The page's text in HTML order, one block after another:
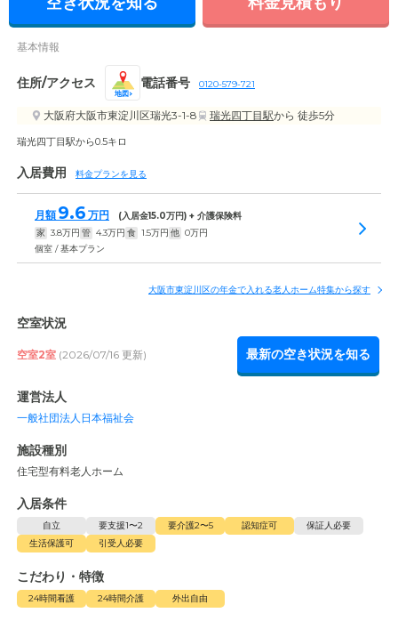
基本情報
住所/アクセス
地図
電話番号 0120-579-721
大阪府大阪市東淀川区瑞光3-1-8 瑞光四丁目駅から 徒歩5分
瑞光四丁目駅から0.5キロ
入居費用 料金プランを見る
月額 9.6 万円 (入居金15.0万円) + 介護保険料
家 3.8万円 管 4.3万円 食 1.5万円 他 0万円
個室 / 基本プラン
大阪市東淀川区の年金で入れる老人ホーム特集から探す
空室状況
空室2室 (2026/07/16 更新) 最新の空き状況を知る
運営法人
一般社団法人日本福祉会
施設種別
住宅型有料老人ホーム
入居条件
自立 要支援1〜2 要介護2〜5 認知症可
保証人必要
生活保護可
引受人必要
こだわり・特徴
24時間看護 24時間介護 外出自由